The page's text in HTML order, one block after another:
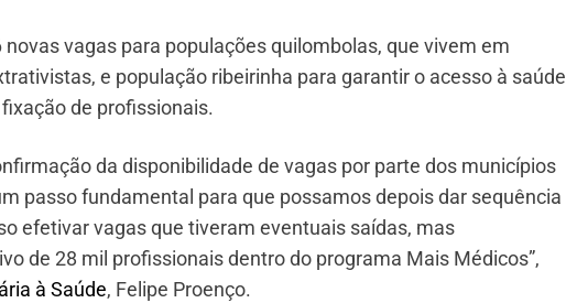
vagas para populações quilombolas, que vivem em
e população ribeirinha para garantir o acesso à saúde
de profissionais.
da disponibilidade de vagas por parte dos municípios
passo fundamental para que possamos depois dar sequência
efetivar vagas que tiveram eventuais saídas, mas
de 28 mil profissionais dentro do programa Mais Médicos”,
à Saúde, Felipe Proenço.